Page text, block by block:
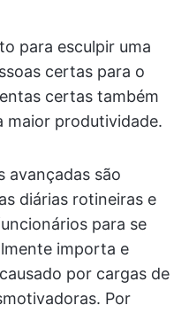
para esculpir uma
certas para o
certas também
maior produtividade.
avançadas são
diárias rotineiras e
para se
importa e
por cargas de
Por